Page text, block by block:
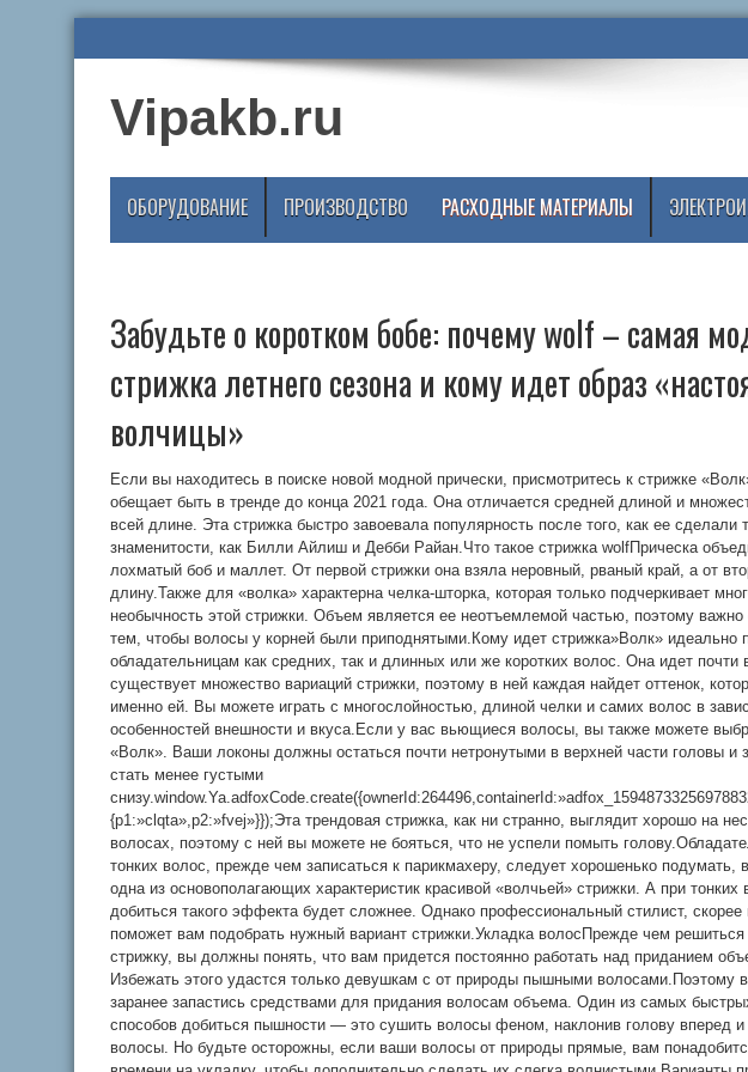
Vipakb.ru
ОБОРУДОВАНИЕ ПРОИЗВОДСТВО РАСХОДНЫЕ МАТЕРИАЛЫ
Забудьте о коротком бобе: почему wolf – самая
стрижка летнего сезона и кому идет образ
волчицы»
Если вы находитесь в поиске новой модной прически, присмотритесь к стрижке
обещает быть в тренде до конца 2021 года. Она отличается средней длиной и
всей длине. Эта стрижка быстро завоевала популярность после того, как ее сделали
знаменитости, как Билли Айлиш и Дебби Райан.Что такое стрижка wolfПрическа
лохматый боб и маллет. От первой стрижки она взяла неровный, рваный край, а от
длину.Также для «волка» характерна челка-шторка, которая только подчеркивает
необычность этой стрижки. Объем является ее неотъемлемой частью, поэтому важно
тем, чтобы волосы у корней были приподнятыми.Кому идет стрижка»Волк» идеально
обладательницам как средних, так и длинных или же коротких волос. Она идет почти
существует множество вариаций стрижки, поэтому в ней каждая найдет оттенок,
именно ей. Вы можете играть с многослойностью, длиной челки и самих волос в
особенностей внешности и вкуса.Если у вас вьющиеся волосы, вы также можете
«Волк». Ваши локоны должны остаться почти нетронутыми в верхней части головы и
стать менее густыми
{p1:»clqta»,p2:»fvej»}});Эта трендовая стрижка, как ни странно, выглядит хорошо на
волосах, поэтому с ней вы можете не бояться, что не успели помыть
тонких волос, прежде чем записаться к парикмахеру, следует хорошенько
одна из основополагающих характеристик красивой «волчьей» стрижки. А при тонких
добиться такого эффекта будет сложнее. Однако профессиональный стилист, скорее
поможет вам подобрать нужный вариант стрижки.Укладка волосПрежде чем решиться
стрижку, вы должны понять, что вам придется постоянно работать над приданием
Избежать этого удастся только девушкам с от природы пышными волосами.Поэтому
заранее запастись средствами для придания волосам объема. Один из самых
способов добиться пышности — это сушить волосы феном, наклонив голову вперед и
волосы. Но будьте осторожны, если ваши волосы от природы прямые, вам